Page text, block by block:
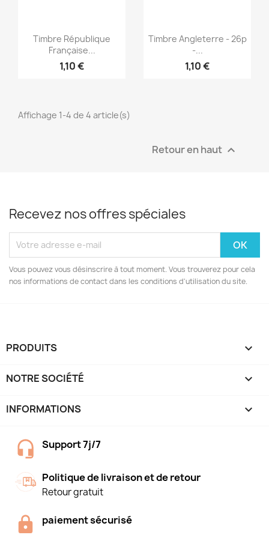
Aperçu rapide
Timbre République
Française...
1,10 €
Aperçu rapide
Timbre Angleterre - 26p
-...
1,10 €
Affichage 1-4 de 4 article(s)
Retour en haut 
Recevez nos offres spéciales
Vous pouvez vous désinscrire à tout moment. Vous trouverez pour cela
nos informations de contact dans les conditions d'utilisation du site.
PRODUITS 
NOTRE SOCIÉTÉ 
INFORMATIONS keyboard_arrow_down
Support 7j/7
Politique de livraison et de retour
Retour gratuit
paiement sécurisé